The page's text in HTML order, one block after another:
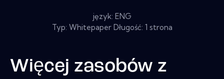
język: ENG
Typ: Whitepaper Długość: 1 strona
Więcej zasobów z